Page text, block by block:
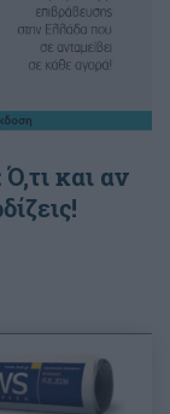
και αν